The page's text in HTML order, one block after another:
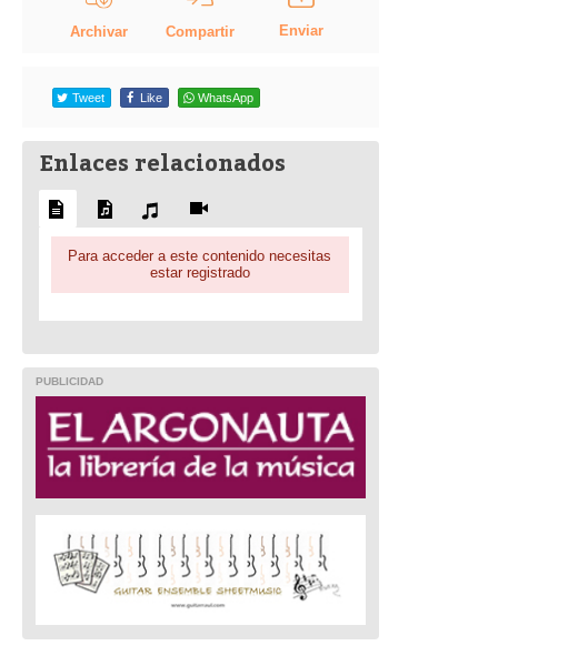
Archivar Compartir Enviar
Tweet Like WhatsApp
Enlaces relacionados
Para acceder a este contenido necesitas
estar registrado
PUBLICIDAD